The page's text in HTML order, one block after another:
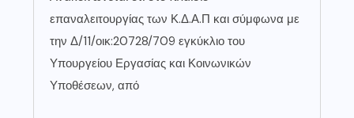
επαναλειτουργίας των Κ.Δ.Α.Π και σύμφωνα με
την Δ/11/οικ:20728/709 εγκύκλιο του
Υπουργείου Εργασίας και Κοινωνικών
Υποθέσεων, από